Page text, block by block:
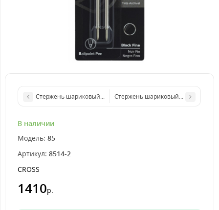
Стержень шариковый Cross, средний, черный, 2 шт. / блистер
Стержень шариковый Cross
В наличии
Модель: 85
Артикул: 8514-2
CROSS
1410р.